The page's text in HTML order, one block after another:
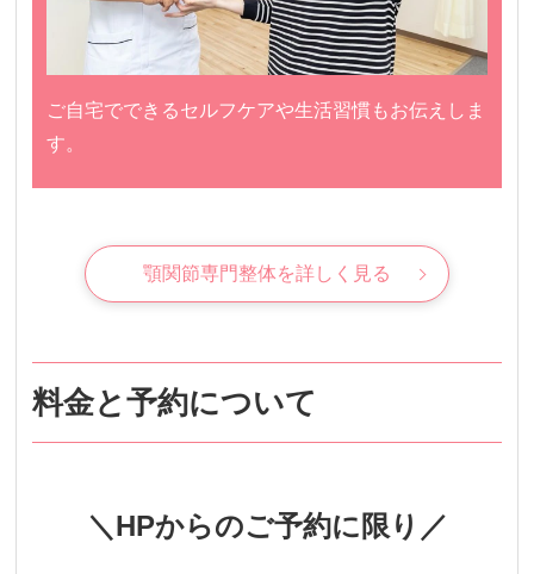
ご自宅でできるセルフケアや生活習慣もお伝えしま
す。
顎関節専門整体を詳しく見る
料金と予約について
＼HPからのご予約に限り／